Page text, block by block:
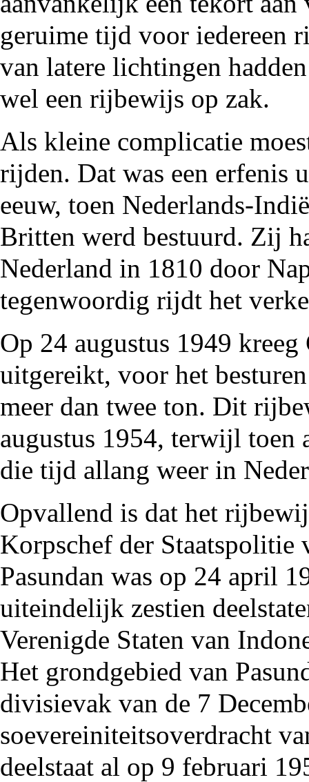
geruime tijd voor iedereen
van latere lichtingen
wel een rijbewijs op zak.
Als kleine complicatie
rijden. Dat was een erfenis
eeuw, toen Nederlands-
Britten werd bestuurd. Zij
Nederland in 1810 door
tegenwoordig rijdt het
Op 24 augustus 1949
uitgereikt, voor het
meer dan twee ton. Dit
augustus 1954, terwijl toen
die tijd allang weer in
Opvallend is dat het
Korpschef der Staatspolitie
Pasundan was op 24 april
uiteindelijk zestien
Verenigde Staten van
Het grondgebied van
divisievak van de 7
soevereiniteitsoverdracht
deelstaat al op 9 februari